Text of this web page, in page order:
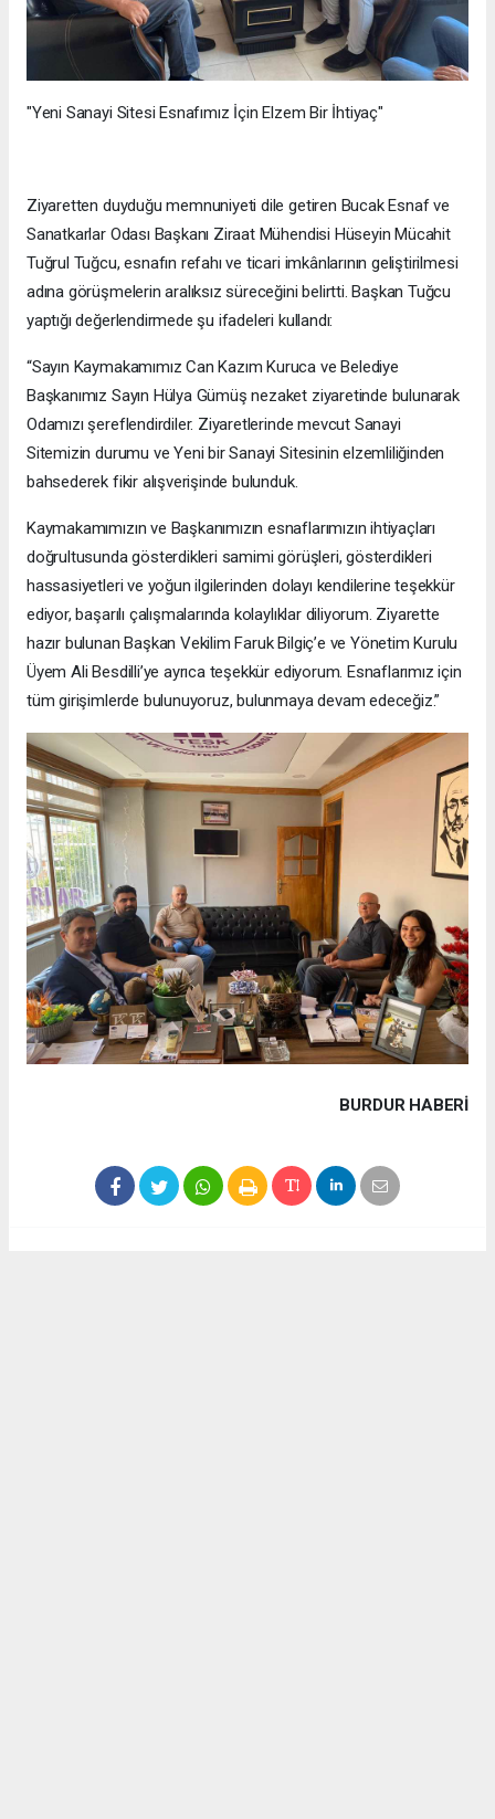
"Yeni Sanayi Sitesi Esnafımız İçin Elzem Bir İhtiyaç"
Ziyaretten duyduğu memnuniyeti dile getiren Bucak Esnaf ve
Sanatkarlar Odası Başkanı Ziraat Mühendisi Hüseyin Mücahit
Tuğrul Tuğcu, esnafın refahı ve ticari imkânlarının geliştirilmesi
adına görüşmelerin aralıksız süreceğini belirtti. Başkan Tuğcu
yaptığı değerlendirmede şu ifadeleri kullandı:
“Sayın Kaymakamımız Can Kazım Kuruca ve Belediye
Başkanımız Sayın Hülya Gümüş nezaket ziyaretinde bulunarak
Odamızı şereflendirdiler. Ziyaretlerinde mevcut Sanayi
Sitemizin durumu ve Yeni bir Sanayi Sitesinin elzemliliğinden
bahsederek fikir alışverişinde bulunduk.
Kaymakamımızın ve Başkanımızın esnaflarımızın ihtiyaçları
doğrultusunda gösterdikleri samimi görüşleri, gösterdikleri
hassasiyetleri ve yoğun ilgilerinden dolayı kendilerine teşekkür
ediyor, başarılı çalışmalarında kolaylıklar diliyorum. Ziyarette
hazır bulunan Başkan Vekilim Faruk Bilgiç’e ve Yönetim Kurulu
Üyem Ali Besdilli’ye ayrıca teşekkür ediyorum. Esnaflarımız için
tüm girişimlerde bulunuyoruz, bulunmaya devam edeceğiz.”
BURDUR HABERİ